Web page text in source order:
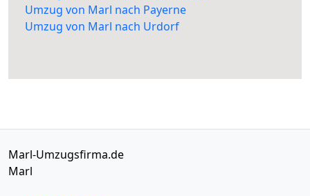
Umzug von Marl nach Payerne
Umzug von Marl nach Urdorf
Marl-Umzugsfirma.de
Marl